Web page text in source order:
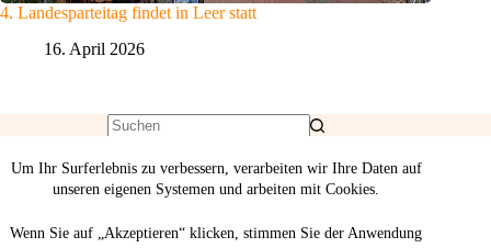
Um Ihr Surferlebnis zu verbessern, verarbeiten wir Ihre Daten auf
unseren eigenen Systemen und arbeiten mit Cookies.
Wenn Sie auf „Akzeptieren“ klicken, stimmen Sie der Anwendung
4. Landesparteitag findet in Leer statt
16. April 2026